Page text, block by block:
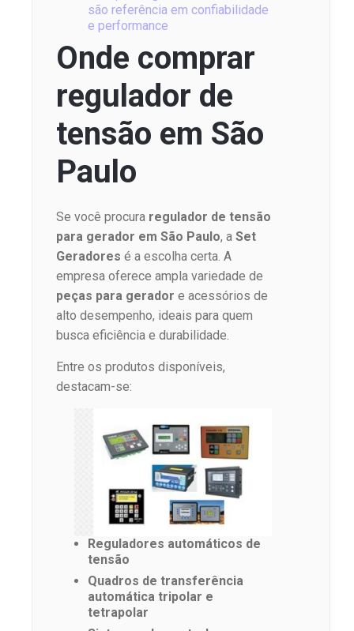
são referência em confiabilidade
e performance
Onde comprar
regulador de
tensão em São
Paulo
Se você procura regulador de tensão
para gerador em São Paulo, a Set
Geradores é a escolha certa. A
empresa oferece ampla variedade de
peças para gerador e acessórios de
alto desempenho, ideais para quem
busca eficiência e durabilidade.
Entre os produtos disponíveis,
destacam-se:
Reguladores automáticos de
tensão
Quadros de transferência
automática tripolar e
tetrapolar